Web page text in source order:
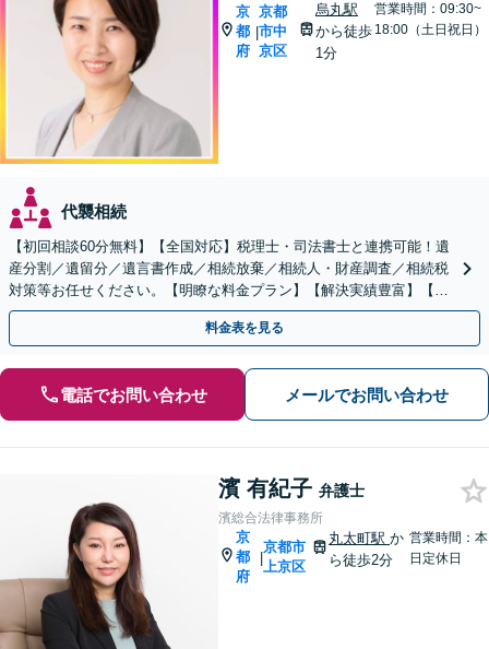
京
都
府
|
京都
市中
京区
烏丸駅
から徒歩
1分
営業時間：09:30~
18:00（土日祝日）
代襲相続
【初回相談60分無料】【全国対応】税理士・司法書士と連携可能！遺
産分割／遺留分／遺言書作成／相続放棄／相続人・財産調査／相続税
対策等お任せください。【明瞭な料金プラン】【解決実績豊富】【電
話相談可】
料金表を見る
電話でお問い合わせ メールでお問い合わせ
濱 有紀子 弁護士
濱総合法律事務所
京
都
府
|
京都市
上京区
丸太町駅か
ら徒歩2分
営業時間：本
日定休日